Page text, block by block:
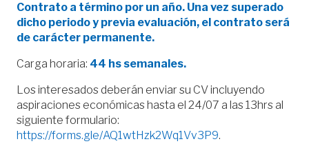
Contrato a término por un año. Una vez superado
dicho periodo y previa evaluación, el contrato será
de carácter permanente.
Carga horaria: 44 hs semanales.
Los interesados deberán enviar su CV incluyendo
aspiraciones económicas hasta el 24/07 a las 13hrs al
siguiente formulario:
https://forms.gle/AQ1wtHzk2Wq1Vv3P9.